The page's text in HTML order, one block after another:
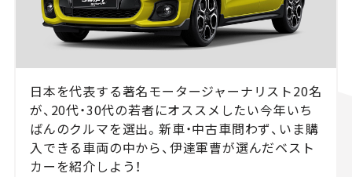
日本を代表する著名モータージャーナリスト20名
が、20代・30代の若者にオススメしたい今年いち
ばんのクルマを選出。新車・中古車問わず、いま購
入できる車両の中から、伊達軍曹が選んだベスト
カーを紹介しよう！